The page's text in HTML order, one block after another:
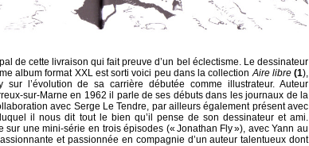
de cette livraison qui fait preuve d’un bel éclectisme. Le dessinateur
album format XXL est sorti voici peu dans la collectionAire libre (1),
l’évolution de sa carrière débutée comme illustrateur. Auteur
sur-Marne en 1962 il parle de ses débuts dans les journaux de la
avec Serge Le Tendre, par ailleurs également présent avec
il nous dit tout le bien qu’il pense de son dessinateur et ami.
sur une mini-série en trois épisodes (« Jonathan Fly »), avec Yann au
et passionnée en compagnie d’un auteur talentueux dont